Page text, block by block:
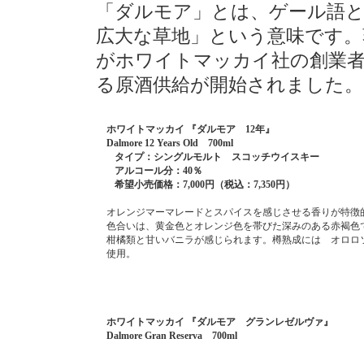
「ダルモア」とは、ゲール語
広大な草地」という意味です
がホワイトマッカイ社の創業
る原酒供給が開始されました。
ホワイトマッカイ 『ダルモア 12年』
Dalmore 12 Years Old 700ml
タイプ：シングルモルト スコッチウイスキー
アルコール分：40％
希望小売価格：7,000円（税込：7,350円）
オレンジマーマレードとスパイスを感じさせる香りが特徴
色合いは、黄金色とオレンジ色を帯びた深みのある赤褐
柑橘類と甘いバニラが感じられます。樽熟成には オロロ
使用。
ホワイトマッカイ 『ダルモア グランレゼルヴァ』
Dalmore Gran Reserva 700ml